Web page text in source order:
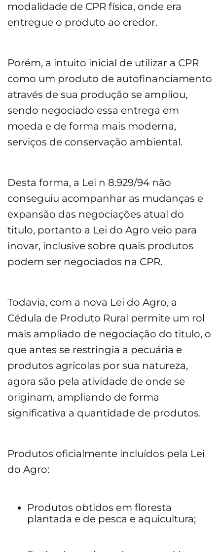
modalidade de CPR física, onde era
entregue o produto ao credor.
Porém, a intuito inicial de utilizar a CPR
como um produto de autofinanciamento
através de sua produção se ampliou,
sendo negociado essa entrega em
moeda e de forma mais moderna,
serviços de conservação ambiental.
Desta forma, a Lei n 8.929/94 não
conseguiu acompanhar as mudanças e
expansão das negociações atual do
titulo, portanto a Lei do Agro veio para
inovar, inclusive sobre quais produtos
podem ser negociados na CPR.
Todavia, com a nova Lei do Agro, a
Cédula de Produto Rural permite um rol
mais ampliado de negociação do titulo, o
que antes se restringia a pecuária e
produtos agrícolas por sua natureza,
agora são pela atividade de onde se
originam, ampliando de forma
significativa a quantidade de produtos.
Produtos oficialmente incluídos pela Lei
do Agro:
Produtos obtidos em floresta
plantada e de pesca e aquicultura;